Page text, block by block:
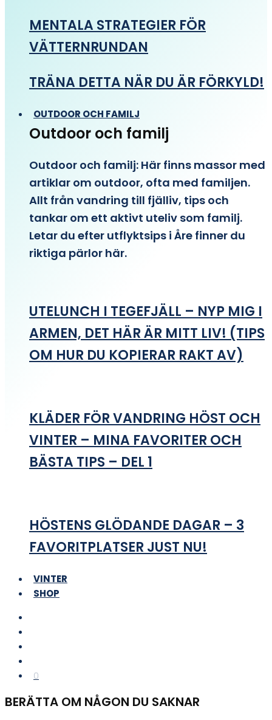
MENTALA STRATEGIER FÖR
VÄTTERNRUNDAN
TRÄNA DETTA NÄR DU ÄR FÖRKYLD!
OUTDOOR OCH FAMILJ
Outdoor och familj
Outdoor och familj: Här finns massor med
artiklar om outdoor, ofta med familjen.
Allt från vandring till fjälliv, tips och
tankar om ett aktivt uteliv som familj.
Letar du efter utflyktsips i Åre finner du
riktiga pärlor här.
UTELUNCH I TEGEFJÄLL – NYP MIG I
ARMEN, DET HÄR ÄR MITT LIV! (TIPS
OM HUR DU KOPIERAR RAKT AV)
KLÄDER FÖR VANDRING HÖST OCH
VINTER – MINA FAVORITER OCH
BÄSTA TIPS – DEL 1
HÖSTENS GLÖDANDE DAGAR – 3
FAVORITPLATSER JUST NU!
VINTER
SHOP
0
BERÄTTA OM NÅGON DU SAKNAR